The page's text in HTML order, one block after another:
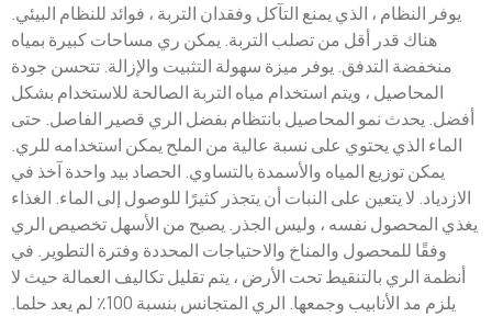
يوفر النظام ، الذي يمنع التآكل وفقدان التربة ، فوائد للنظام البيئي.
هناك قدر أقل من تصلب التربة. يمكن ري مساحات كبيرة بمياه
منخفضة التدفق. يوفر ميزة سهولة التثبيت والإزالة. تتحسن جودة
المحاصيل ، ويتم استخدام مياه التربة الصالحة للاستخدام بشكل
أفضل. يحدث نمو المحاصيل بانتظام بفضل الري قصير الفاصل. حتى
الماء الذي يحتوي على نسبة عالية من الملح يمكن استخدامه للري.
يمكن توزيع المياه والأسمدة بالتساوي. الحصاد بيد واحدة آخذ في
الازدياد. لا يتعين على النبات أن يتجذر كثيرًا للوصول إلى الماء. الغذاء
يغذي المحصول نفسه ، وليس الجذر. يصبح من الأسهل تخصيص الري
وفقًا للمحصول والمناخ والاحتياجات المحددة وفترة التطوير. في
أنظمة الري بالتنقيط تحت الأرض ، يتم تقليل تكاليف العمالة حيث لا
يلزم مد الأنابيب وجمعها. الري المتجانس بنسبة 100٪ لم يعد حلما.